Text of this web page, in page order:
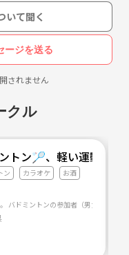
いて聞く
ージを送る
されません
クル
トン🏸、軽い運動した
ン カラオケ お酒